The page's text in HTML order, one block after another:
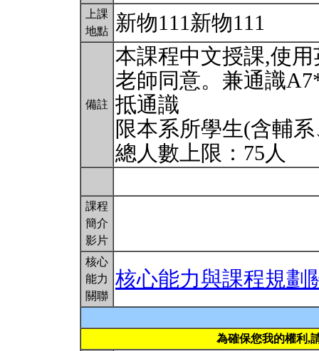
上課
地點
新物111新物111
備註
本課程中文授課,使
老師同意。兼通識
抵通識
限本系所學生(含輔
總人數上限：75人
課程
簡介
影片
核心
能力
關聯
核心能力與課程規劃
為確保您我的權利,